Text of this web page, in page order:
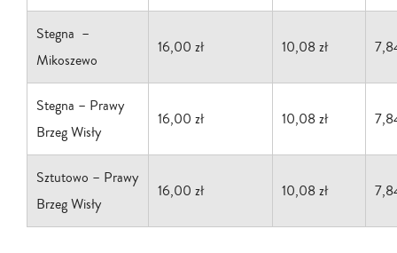
Stegna –
Mikoszewo
16,00 zł 10,08 zł
Stegna – Prawy
Brzeg Wisły
16,00 zł 10,08 zł
Sztutowo – Prawy
Brzeg Wisły
16,00 zł 10,08 zł